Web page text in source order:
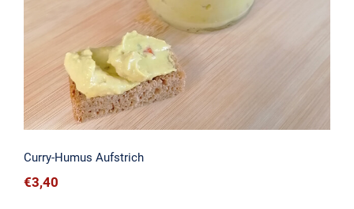
Curry-Humus Aufstrich
€3,40